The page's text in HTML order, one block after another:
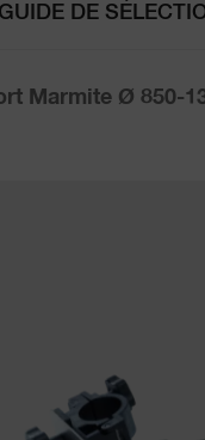
GUIDE DE
Marmite Ø 850-